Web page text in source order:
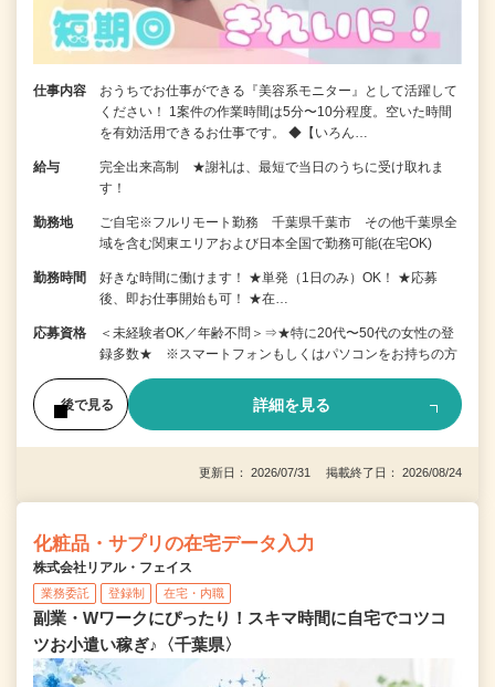
仕事内容
おうちでお仕事ができる『美容系モニター』として活躍して
ください！ 1案件の作業時間は5分〜10分程度。空いた時間
を有効活用できるお仕事です。 ◆【いろん…
給与
完全出来高制 ★謝礼は、最短で当日のうちに受け取れま
す！
勤務地
ご自宅※フルリモート勤務 千葉県千葉市 その他千葉県全
域を含む関東エリアおよび日本全国で勤務可能(在宅OK)
勤務時間
好きな時間に働けます！ ★単発（1日のみ）OK！ ★応募
後、即お仕事開始も可！ ★在…
応募資格
＜未経験者OK／年齢不問＞⇒★特に20代〜50代の女性の登
録多数★ ※スマートフォンもしくはパソコンをお持ちの方
後で見る 詳細を見る
更新日： 2026/07/31 掲載終了日： 2026/08/24
化粧品・サプリの在宅データ入力
株式会社リアル・フェイス
業務委託 登録制 在宅・内職
副業・Wワークにぴったり！スキマ時間に自宅でコツコ
ツお小遣い稼ぎ♪〈千葉県〉